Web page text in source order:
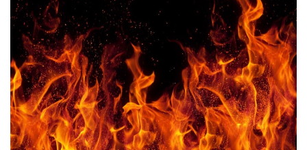
Keamanan
Kejahatan
Cybers Event
UMKM & Ekonomi Kreatif